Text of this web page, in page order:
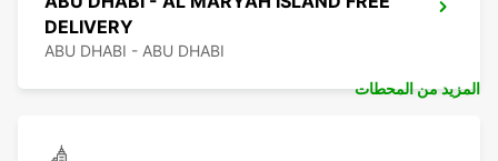
DELIVERY
ABU DHABI - ABU DHABI
المزيد من المحطات